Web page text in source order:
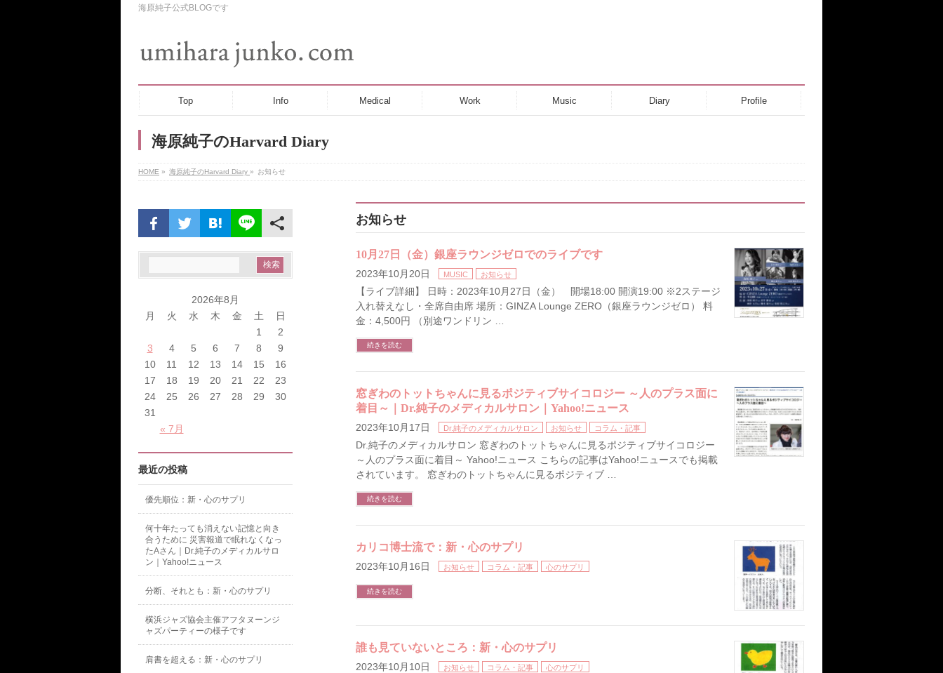
海原純子公式BLOGです
Top Info Medical Work Music Diary Profile
海原純子のHarvard Diary
HOME » 海原純子のHarvard Diary » お知らせ
お知らせ
10月27日（金）銀座ラウンジゼロでのライブです
2023年10月20日 MUSIC お知らせ
【ライブ詳細】 日時：2023年10月27日（金） 開場18:00 開演19:00 ※2ステージ
入れ替えなし・全席自由席 場所：GINZA Lounge ZERO（銀座ラウンジゼロ） 料
金：4,500円 （別途ワンドリン …
続きを読む
窓ぎわのトットちゃんに見るポジティブサイコロジー ～人のプラス面に
着目～｜Dr.純子のメディカルサロン｜Yahoo!ニュース
2023年10月17日 Dr.純子のメディカルサロン お知らせ コラム・記事
Dr.純子のメディカルサロン 窓ぎわのトットちゃんに見るポジティブサイコロジー
～人のプラス面に着目～ Yahoo!ニュース こちらの記事はYahoo!ニュースでも掲載
されています。 窓ぎわのトットちゃんに見るポジティブ …
続きを読む
カリコ博士流で：新・心のサプリ
2023年10月16日 お知らせ コラム・記事 心のサプリ
続きを読む
誰も見ていないところ：新・心のサプリ
2023年10月10日 お知らせ コラム・記事 心のサプリ
2026年8月
月
火 水 木 金 土 日
« 7月
1
2
3
4 5 6 7 8
9
10
11 12 13 14 15
16
17
18 19 20 21 22
23
24
25 26 27 28 29
30
31
最近の投稿
優先順位：新・心のサプリ
何十年たっても消えない記憶と向き
合うために 災害報道で眠れなくなっ
たAさん｜Dr.純子のメディカルサロ
ン｜Yahoo!ニュース
分断、それとも：新・心のサプリ
横浜ジャズ協会主催アフタヌーンジ
ャズパーティーの様子です
肩書を超える：新・心のサプリ